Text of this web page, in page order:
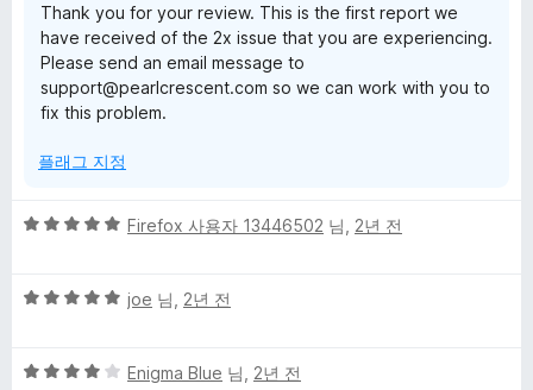
t
o
o
l
에
대
한
Thank you for your review. This is the first report we
have received of the 2x issue that you are experiencing.
Please send an email message to
support@pearlcrescent.com so we can work with you to
fix this problem.
플래그 지정
5
점
점
Firefox 사용자 13446502 님, 2년 전
5
점
joe 님, 2년 전
5
Enigma Blue 님, 2년 전